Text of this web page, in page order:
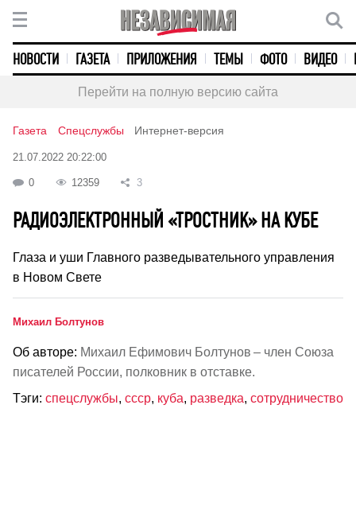
НОВОСТИ ГАЗЕТА ПРИЛОЖЕНИЯ ТЕМЫ ФОТО ВИДЕО
Перейти на полную версию сайта
Газета Спецслужбы Интернет-версия
21.07.2022 20:22:00
0 12359 3
РАДИОЭЛЕКТРОННЫЙ «ТРОСТНИК» НА КУБЕ
Глаза и уши Главного разведывательного управления
в Новом Свете
Михаил Болтунов
Об авторе: Михаил Ефимович Болтунов – член Союза
писателей России, полковник в отставке.
Тэги: спецслужбы, ссср, куба, разведка, сотрудничество